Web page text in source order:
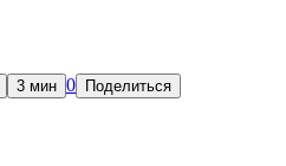
3 мин 0
Поделиться